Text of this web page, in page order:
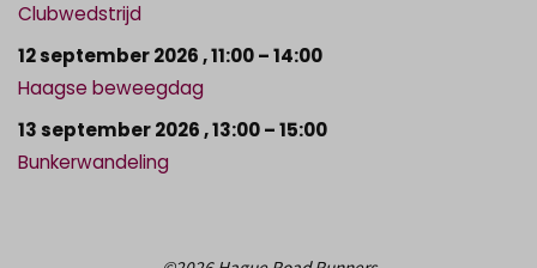
Clubwedstrijd
12 september 2026,11:00– 14:00
Haagse beweegdag
13 september 2026,13:00– 15:00
Bunkerwandeling